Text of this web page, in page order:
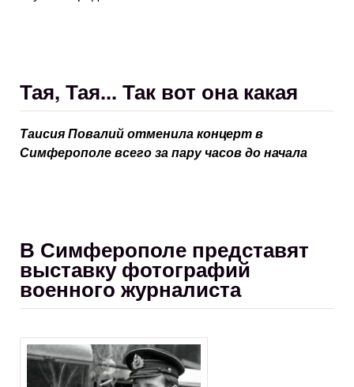
Тая, Тая... Так вот она какая
Таисия Повалий отменила концерт в
Симферополе всего за пару часов до начала
В Симферополе представят
выставку фотографий
военного журналиста